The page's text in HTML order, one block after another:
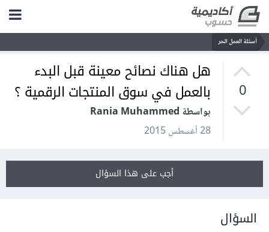
أسئلة العمل الحر
0
هل هناك نصائح معينة قبل البدء
بالعمل في سوق المنتجات الرقمية ؟
بواسطة Rania Muhammed
28 أغسطس 2015
أجب على هذا السؤال
السؤال